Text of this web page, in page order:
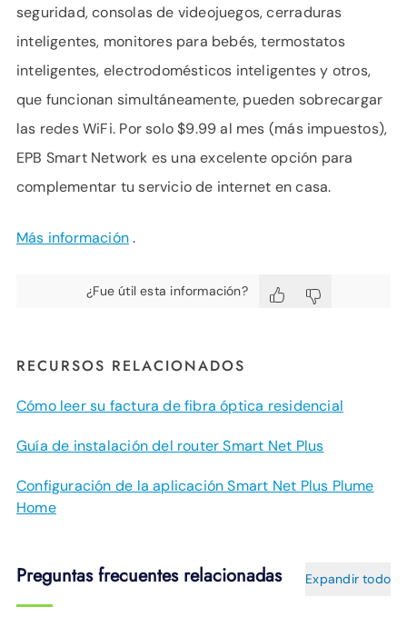
seguridad, consolas de videojuegos, cerraduras
inteligentes, monitores para bebés, termostatos
inteligentes, electrodomésticos inteligentes y otros,
que funcionan simultáneamente, pueden sobrecargar
las redes WiFi. Por solo $9.99 al mes (más impuestos),
EPB Smart Network es una excelente opción para
complementar tu servicio de internet en casa.
Más información.
¿Fue útil esta información?
RECURSOS RELACIONADOS
Cómo leer su factura de fibra óptica residencial
Guía de instalación del router Smart Net Plus
Configuración de la aplicación Smart Net Plus Plume
Home
Preguntas frecuentes relacionadas Expandir todo